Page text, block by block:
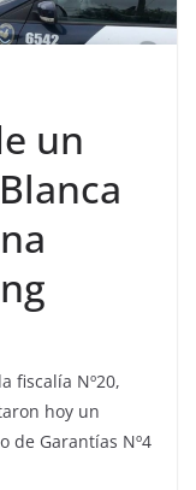
un
fiscalía Nº20,
hoy un
de Garantías Nº4